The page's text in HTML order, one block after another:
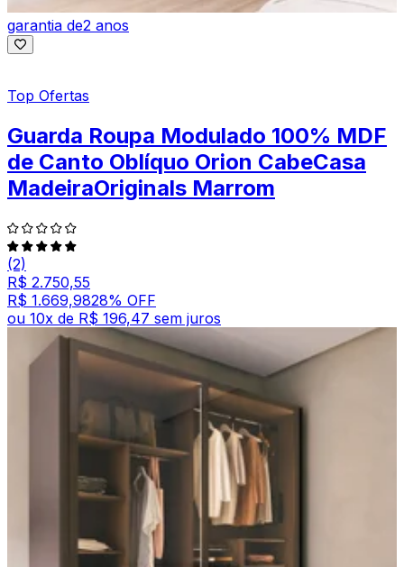
garantia de2 anos
Top Ofertas
Guarda Roupa Modulado 100% MDF
de Canto Oblíquo Orion CabeCasa
MadeiraOriginals Marrom
(2)
R$ 2.750,55
R$ 1.669,9828% OFF
ou 10x de R$ 196,47 sem juros